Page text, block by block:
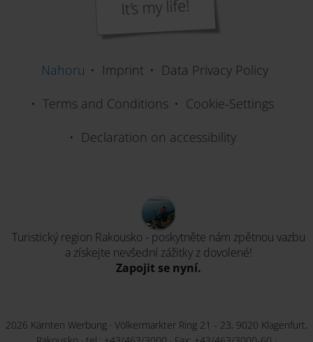
Nahoru Imprint
Data Privacy Policy
Terms and Conditions
Cookie-Settings
Declaration on accessibility
Turistický region Rakousko - poskytněte nám zpětnou vazbu
a získejte nevšední zážitky z dovolené!
Zapojit se nyní.
2026 Kärnten Werbung · Völkermarkter Ring 21 - 23, 9020 Klagenfurt,